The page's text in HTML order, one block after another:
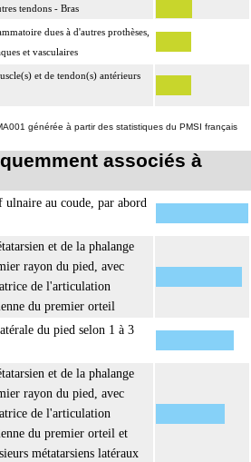
tendons - Bras
dues à d'autres prothèses,
et vasculaires
et de tendon(s) antérieurs
générée à partir des statistiques du PMSI français
associés à
au coude, par abord
et de la phalange
rayon du pied, avec
de l'articulation
du premier orteil
du pied selon 1 à 3
et de la phalange
rayon du pied, avec
de l'articulation
du premier orteil et
métatarsiens latéraux